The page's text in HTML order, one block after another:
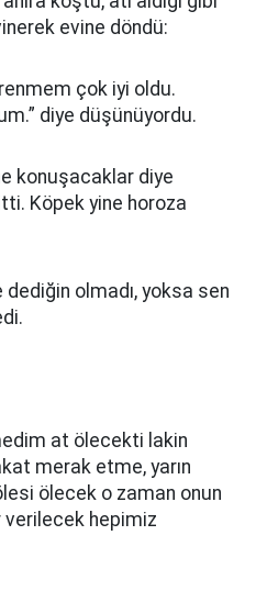
evine döndü:
çok iyi oldu.
diye düşünüyordu.
konuşacaklar diye
Köpek yine horoza
olmadı, yoksa sen
at ölecekti lakin
merak etme, yarın
ölecek o zaman onun
verilecek hepimiz